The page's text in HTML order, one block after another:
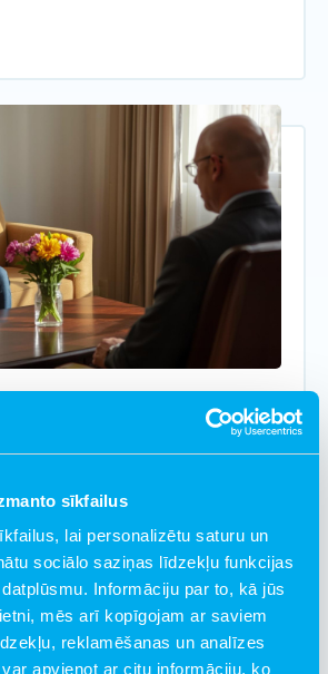
sīkfailus
lai personalizētu saturu un
sociālo saziņas līdzekļu funkcijas
Informāciju par to, kā jūs
mēs arī kopīgojam ar saviem
reklamēšanas un analīzes
apvienot ar citu informāciju, ko
multidimensionālo ģimenes
riska uzvedība